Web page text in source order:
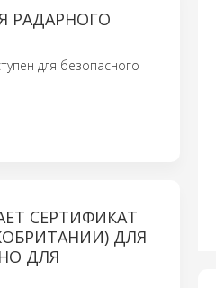
РАДАРНОГО
для безопасного
СЕРТИФИКАТ
ДЛЯ
ДЛЯ